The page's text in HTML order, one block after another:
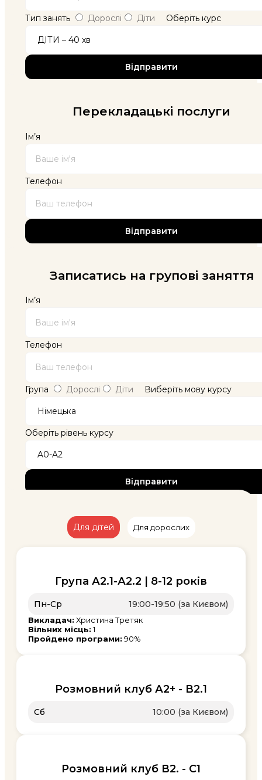
Тип занять Дорослі Діти Оберіть курс
Перекладацькі послуги
Ім’я
Телефон
Записатись на групові заняття
Ім’я
Телефон
Група Дорослі Діти Виберіть мову курсу
Оберіть рівень курсу
Для дітей Для дорослих
Група А2.1-А2.2 | 8-12 років
Пн-Ср 19:00-19:50 (за Києвом)
Викладач: Христина Третяк
Вільних місць: 1
Пройдено програми: 90%
Розмовний клуб А2+ - В2.1
Сб 10:00 (за Києвом)
Розмовний клуб В2. - С1